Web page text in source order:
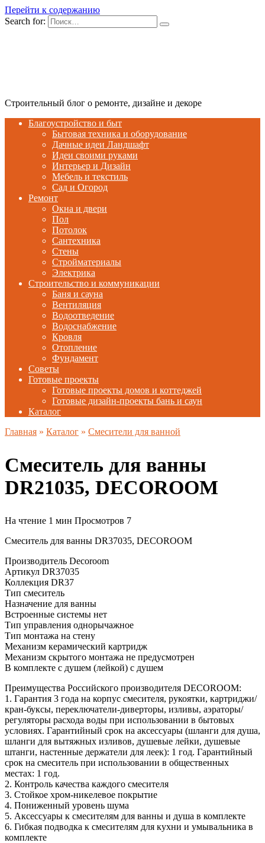
Перейти к содержанию
Search for:
Строительный блог о ремонте, дизайне и декоре
Благоустройство и быт
Бытовая техника и оборудование
Дачные идеи Ландшафт
Идеи своими руками
Интерьер и Дизайн
Мебель и текстиль
Сад и Огород
Ремонт
Окна и двери
Пол
Потолок
Сантехника
Стены
Стройматериалы
Электрика
Строительство и коммуникации
Баня и сауна
Вентиляция
Водоотведение
Водоснабжение
Кровля
Отопление
Фундамент
Советы
Готовые проекты
Готовые проекты домов и коттеджей
Готовые дизайн-проекты бань и саун
Каталог
Главная » Каталог » Смесители для ванной
Смеситель для ванны
DR21035, DECOROOM
На чтение 1 мин Просмотров 7
Смеситель для ванны DR37035, DECOROOM
Производитель Decoroom
Артикул DR37035
Коллекция DR37
Тип смеситель
Назначение для ванны
Встроенные системы нет
Тип управления однорычажное
Тип монтажа на стену
Механизм керамический картридж
Механизм скрытого монтажа не предусмотрен
В комплекте с душем (лейкой) с душем
Преимущества Российского производителя DECOROOM:
1. Гарантия 3 года на корпус смесителя, рукоятки, картриджи/
кран-буксы, переключатели-диверторы, изливы, аэраторы/
регуляторы расхода воды при использовании в бытовых
условиях. Гарантийный срок на аксессуары (шланги для душа,
шланги для вытяжных изливов, душевые лейки, душевые
штанги, настенные держатели для леек): 1 год. Гарантийный
срок на смеситель при использовании в общественных
местах: 1 год.
2. Контроль качества каждого смесителя
3. Стойкое хром-никелевое покрытие
4. Пониженный уровень шума
5. Аксессуары к смесителям для ванны и душа в комплекте
6. Гибкая подводка к смесителям для кухни и умывальника в
комплекте